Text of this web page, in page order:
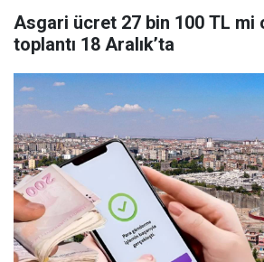
Asgari ücret 27 bin 100 TL mi
toplantı 18 Aralık’ta